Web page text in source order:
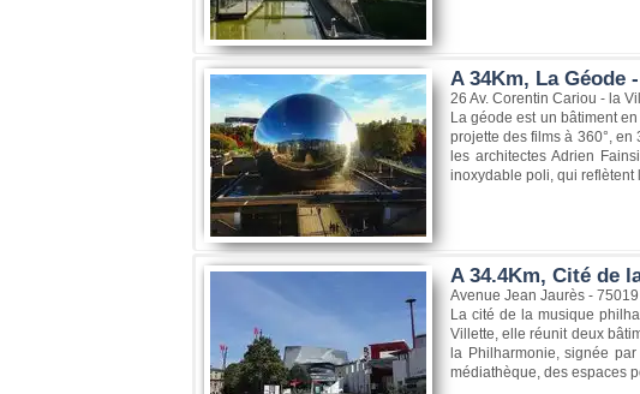
A 34Km, La Géode
26 Av. Corentin Cariou - la
La géode est un bâtiment
projette des films à 360°,
les architectes Adrien
inoxydable poli, qui reflètent
A 34.4Km, Cité de
Avenue Jean Jaurès -
La cité de la musique
Villette, elle réunit deux
la Philharmonie, signée
médiathèque, des espaces